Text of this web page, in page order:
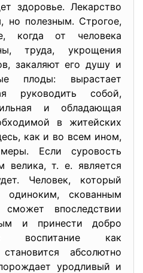
здоровье. Лекарство
но полезным. Строгое,
когда от человека
труда, укрощения
закаляют его душу и
плоды: вырастает
руководить собой,
и обладающая
в житейских
как и во всем ином,
Если суровость
велика, т. е. является
Человек, который
одиноким, скованным
впоследствии
и принести добро
воспитание как
абсолютно
уродливый и